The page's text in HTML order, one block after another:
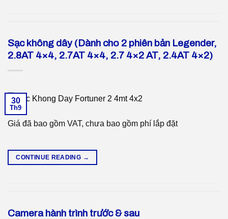
Sạc không dây (Dành cho 2 phiên bản Legender,
2.8AT 4×4, 2.7AT 4×4, 2.7 4×2 AT, 2.4AT 4×2)
30
Th9
Giá đã bao gồm VAT, chưa bao gồm phí lắp đặt
CONTINUE READING →
Camera hành trình trước & sau